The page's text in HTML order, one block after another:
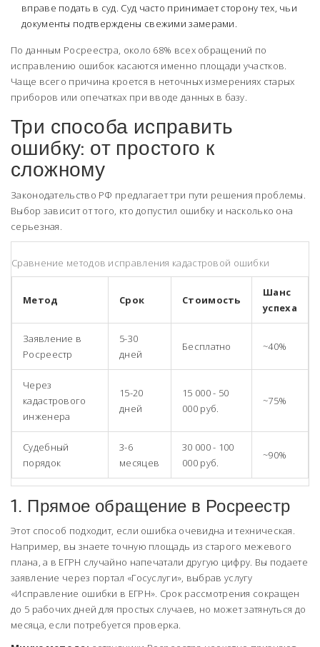
вправе подать в суд. Суд часто принимает сторону тех, чьи
документы подтверждены свежими замерами.
По данным Росреестра, около 68% всех обращений по
исправлению ошибок касаются именно площади участков.
Чаще всего причина кроется в неточных измерениях старых
приборов или опечатках при вводе данных в базу.
Три способа исправить
ошибку: от простого к
сложному
Законодательство РФ предлагает три пути решения проблемы.
Выбор зависит от того, кто допустил ошибку и насколько она
серьезная.
Сравнение методов исправления кадастровой ошибки
Метод Срок Стоимость
Шанс
успеха
Заявление в
Росреестр
5-30
дней
Бесплатно ~40%
Через
кадастрового
инженера
15-20
дней
15 000 - 50
000 руб.
~75%
Судебный
порядок
3-6
месяцев
30 000 - 100
000 руб.
~90%
1. Прямое обращение в Росреестр
Этот способ подходит, если ошибка очевидна и техническая.
Например, вы знаете точную площадь из старого межевого
плана, а в ЕГРН случайно напечатали другую цифру. Вы подаете
заявление через портал «Госуслуги», выбрав услугу
«Исправление ошибки в ЕГРН». Срок рассмотрения сокращен
до 5 рабочих дней для простых случаев, но может затянуться до
месяца, если потребуется проверка.